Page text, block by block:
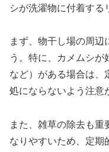
シが洗濯物に付着する
まず、物干し場の周辺
う。特に、カメムシ
など）がある場合は、
処にならないよう注意
また、雑草の除去も重
なりやすいため、定期